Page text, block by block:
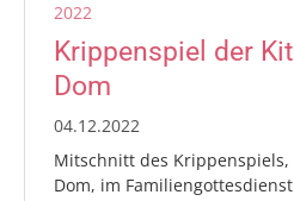
2022
Krippenspiel der
Dom
04.12.2022
Mitschnitt des
Dom, im